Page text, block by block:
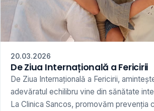
20.03.2026
De Ziua Internațională a Fericirii
De Ziua Internațională a Fericirii,
adevăratul echilibru vine din sănătate
La Clinica Sancos, promovăm prevenția